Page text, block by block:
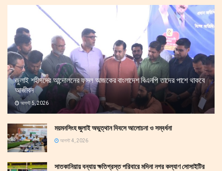
জুলাই শহীদদের আন্দোলনের ফসল আজকের বাংলাদেশ বিএনপি তাদের পাশে থাকবে
আজীবন
আগস্ট 5, 2026
ময়মনসিংহ জুলাই অভুত্থান দিবসে আলোচনা ও সম্বর্ধনা
আগস্ট 4, 2026
সাতকানিয়ায় বন্যায় ক্ষতিগ্রস্ত পরিবারে মদিনা নগর কল্যাণ সোসাইটির